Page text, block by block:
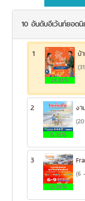
10 อันดับอีเว้นท์ยอด
1
24.38%
บ้
2
15.32%
งา
3
12.08%
(6